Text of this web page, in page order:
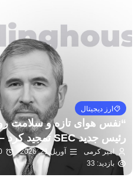
ارز دیجیتال
“نفس هوای تازه و سلامت
رئیس جدید SEC تمجید کرد – U.Today
امیر کرمی آوریل 21, 2026
بازدید: 33